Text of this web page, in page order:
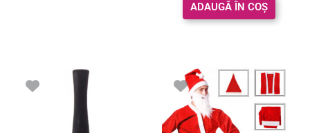
ADAUGĂ ÎN COȘ
Prețul
inițial
a
fost:
86.00 lei.
Prețul
curent
este:
51.00 lei.